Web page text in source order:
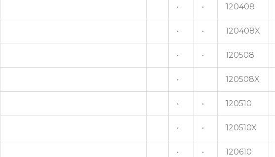
• • 120408
• • 120408X
• • 120508
• 120508X
• • 120510
• • 120510X
• • 120610